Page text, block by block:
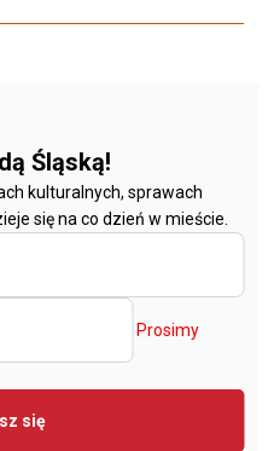
Śląską!
kulturalnych, sprawach
się na co dzień w mieście.
Prosimy
się